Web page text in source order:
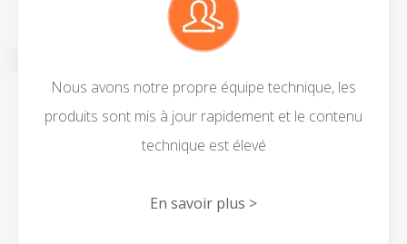
Nous avons notre propre équipe technique, les
produits sont mis à jour rapidement et le contenu
technique est élevé
En savoir plus >